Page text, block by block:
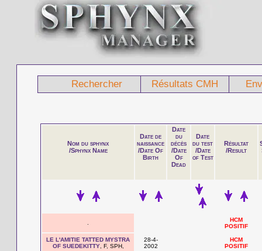
Rechercher Résultats CMH
Nom du sphynx
/Sphynx Name
Date de
naissance
/Date Of
Birth
Date
du
décès
/Date
Of
Dead
Date
du test
/Date
of Test
Résultat
/Result
HCM
POSITIF
LE L'AMITIE TATTED MYSTRA
OF SUEDEKITTY, F, SPH,
28-4-
2002
HCM
POSITIF